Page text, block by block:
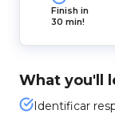
Finish in
30 min!
What you'll
Identificar